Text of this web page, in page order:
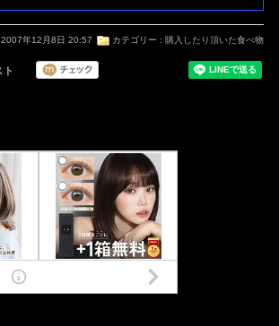
2007年12月8日 20:57 カテゴリー : 購入したり頂いた食べ物